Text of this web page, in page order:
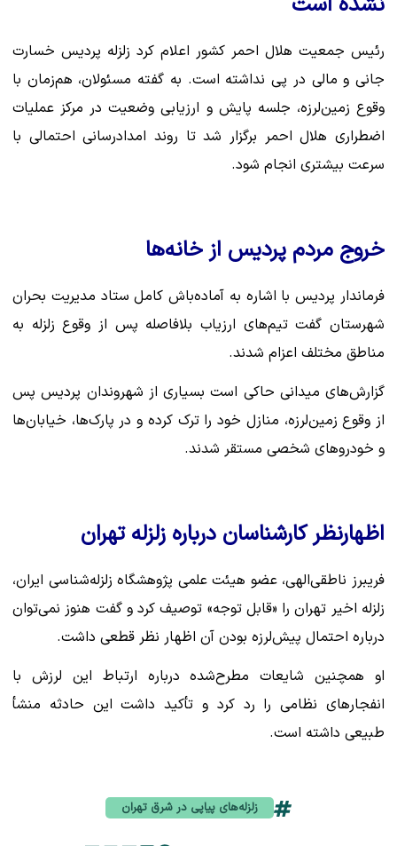
رئیس جمعیت هلال احمر کشور اعلام کرد زلزله پردیس خسارت
جانی و مالی در پی نداشته است. به گفته مسئولان، هم‌زمان با
وقوع زمین‌لرزه، جلسه پایش و ارزیابی وضعیت در مرکز عملیات
اضطراری هلال احمر برگزار شد تا روند امدادرسانی احتمالی با
سرعت بیشتری انجام شود.
خروج مردم پردیس از خانه‌ها
فرماندار پردیس با اشاره به آماده‌باش کامل ستاد مدیریت بحران
شهرستان گفت تیم‌های ارزیاب بلافاصله پس از وقوع زلزله به
مناطق مختلف اعزام شدند.
گزارش‌های میدانی حاکی است بسیاری از شهروندان پردیس پس
از وقوع زمین‌لرزه، منازل خود را ترک کرده و در پارک‌ها، خیابان‌ها
و خودروهای شخصی مستقر شدند.
اظهارنظر کارشناسان درباره زلزله تهران
فریبرز ناطقی‌الهی، عضو هیئت علمی پژوهشگاه زلزله‌شناسی ایران،
زلزله اخیر تهران را «قابل توجه» توصیف کرد و گفت هنوز نمی‌توان
درباره احتمال پیش‌لرزه بودن آن اظهار نظر قطعی داشت.
او همچنین شایعات مطرح‌شده درباره ارتباط این لرزش با
انفجارهای نظامی را رد کرد و تأکید داشت این حادثه منشأ
طبیعی داشته است.
زلزله‌های پیاپی در شرق تهران